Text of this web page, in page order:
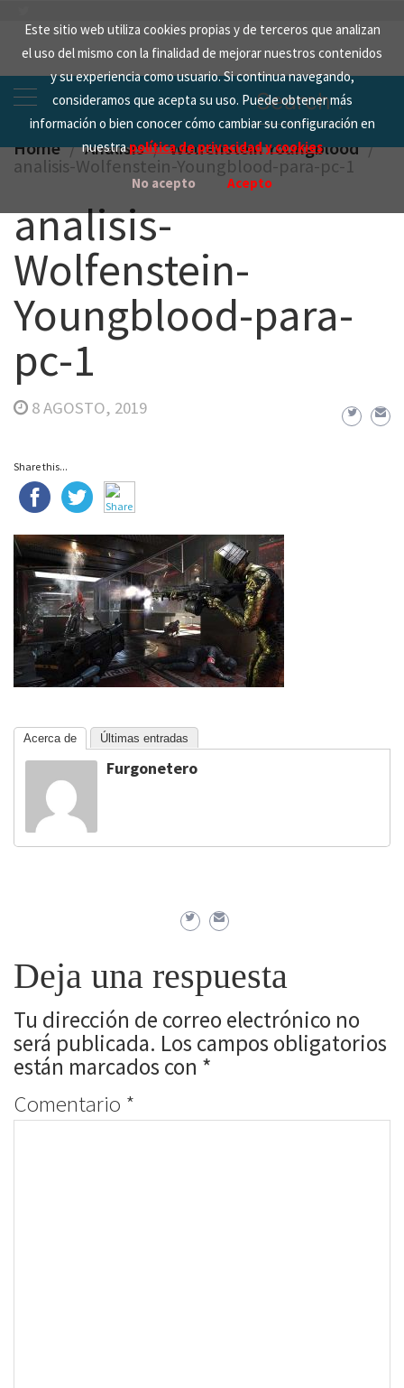
Este sitio web utiliza cookies propias y de terceros que analizan
el uso del mismo con la finalidad de mejorar nuestros contenidos
y su experiencia como usuario. Si continua navegando,
consideramos que acepta su uso. Puede obtener más
información o bien conocer cómo cambiar su configuración en
nuestrapolítica de privacidad y cookies
No acepto Acepto
content
Search
for:
Home Analisis Wolfenstein Youngblood
analisis-Wolfenstein-Youngblood-para-pc-1
analisis-
Wolfenstein-
Youngblood-para-
pc-1
8 AGOSTO, 2019
Share this...
Acerca de Últimas entradas
Furgonetero
Deja una respuesta
Tu dirección de correo electrónico no
será publicada. Los campos obligatorios
están marcados con *
Comentario *